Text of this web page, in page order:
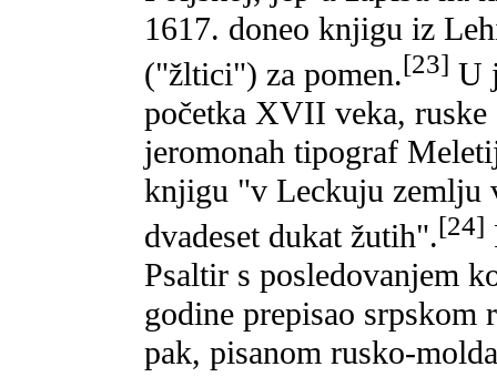
1617. doneo knjigu iz
("žltici") za pomen.[23] U
početka XVII veka,
jeromonah tipograf
knjigu "v Leckuju zemlju
dvadeset dukat žutih".[24]
Psaltir s posledovanjem
godine prepisao
pak, pisanom rusko-